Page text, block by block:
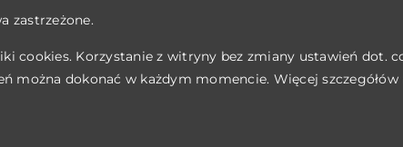
zastrzeżone.
cookies. Korzystanie z witryny bez zmiany ustawień dot.
można dokonać w każdym momencie. Więcej